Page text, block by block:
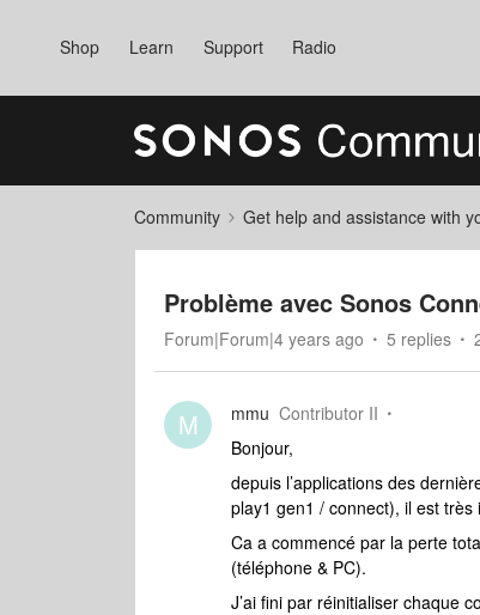
Shop Learn Support Radio
Community Get help and assistance with
Problème avec Sonos
Forum|Forum|4 years ago 5 replies
M mmu Contributor II
Bonjour,
depuis l’applications des
play1 gen1 / connect), il est très
Ca a commencé par la perte
(téléphone & PC).
J’ai fini par réinitialiser chaque